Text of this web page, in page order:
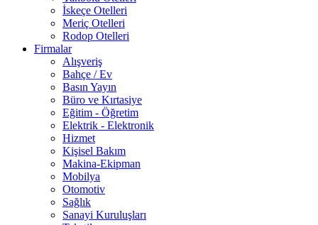
İskeçe Otelleri
Meriç Otelleri
Rodop Otelleri
Firmalar
Alışveriş
Bahçe / Ev
Basın Yayın
Büro ve Kırtasiye
Eğitim - Öğretim
Elektrik - Elektronik
Hizmet
Kişisel Bakım
Makina-Ekipman
Mobilya
Otomotiv
Sağlık
Sanayi Kuruluşları